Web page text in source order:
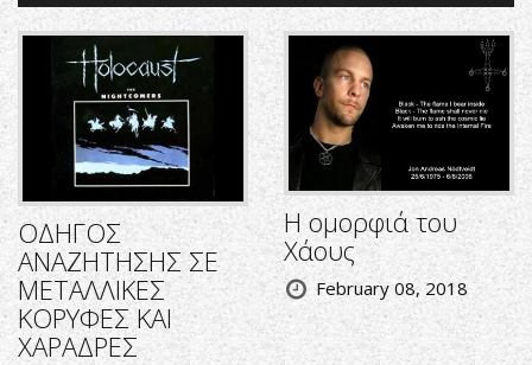
ΟΔΗΓΟΣ
ΑΝΑΖΗΤΗΣΗΣ ΣΕ
ΜΕΤΑΛΛΙΚΕΣ
ΚΟΡΥΦΕΣ ΚΑΙ
ΧΑΡΑΔΡΕΣ
Η ομορφιά του
Χάους
February 08, 2018